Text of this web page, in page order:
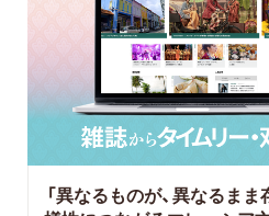
「異なるものが、異なるまま